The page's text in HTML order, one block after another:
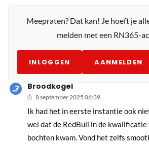
Meepraten? Dat kan! Je hoeft je
melden met een RN365-
INLOGGEN AANMELDEN
Broodkogel
8 september 2025 06:39
Ik had het in eerste instantie ook
wel dat de RedBull in de
bochten kwam. Vond het zelfs